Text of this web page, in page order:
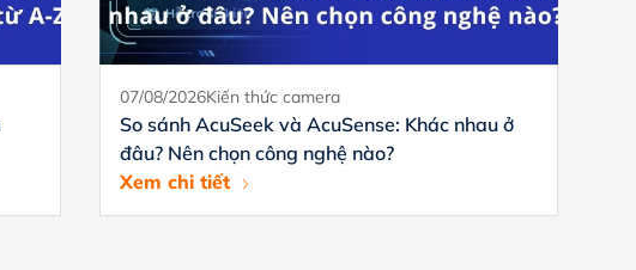
07/08/2026Kiến thức camera
So sánh AcuSeek và AcuSense: Khác nhau ở
đâu? Nên chọn công nghệ nào?
Xem chi tiết